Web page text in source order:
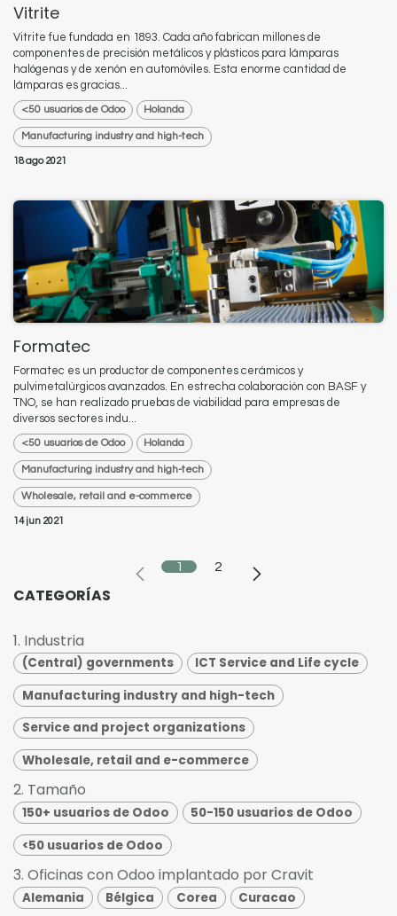
Vitrite
Vitrite fue fundada en 1893. Cada año fabrican millones de
componentes de precisión metálicos y plásticos para lámparas
halógenas y de xenón en automóviles. Esta enorme cantidad de
lámparas es gracias...
<50 usuarios de Odoo Holanda
Manufacturing industry and high-tech
18 ago 2021
Formatec
Formatec es un productor de componentes cerámicos y
pulvimetalúrgicos avanzados. En estrecha colaboración con BASF y
TNO, se han realizado pruebas de viabilidad para empresas de
diversos sectores indu...
<50 usuarios de Odoo Holanda
Manufacturing industry and high-tech
Wholesale, retail and e-commerce
14 jun 2021
1 2
CATEGORÍAS
1. Industria
(Central) governments
ICT Service and Life cycle
Manufacturing industry and high-tech
Service and project organizations
Wholesale, retail and e-commerce
2. Tamaño
150+ usuarios de Odoo
50-150 usuarios de Odoo
<50 usuarios de Odoo
3. Oficinas con Odoo implantado por Cravit
Alemania Bélgica Corea
Curacao